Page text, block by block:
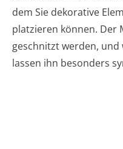
dem Sie dekorative
platzieren können. Der
geschnitzt werden, und
lassen ihn besonders